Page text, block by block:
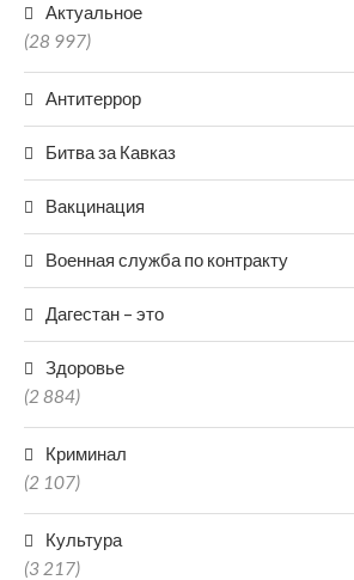
Актуальное
(28 997)
Антитеррор
Битва за Кавказ
Вакцинация
Военная служба по контракту
Дагестан – это
Здоровье
(2 884)
Криминал
(2 107)
Культура
(3 217)